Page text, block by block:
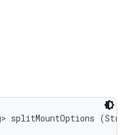
splitMountOptions